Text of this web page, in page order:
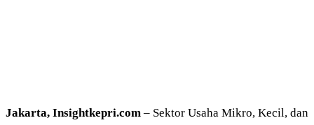
Jakarta, Insightkepri.com – Sektor Usaha Mikro, Kecil, dan